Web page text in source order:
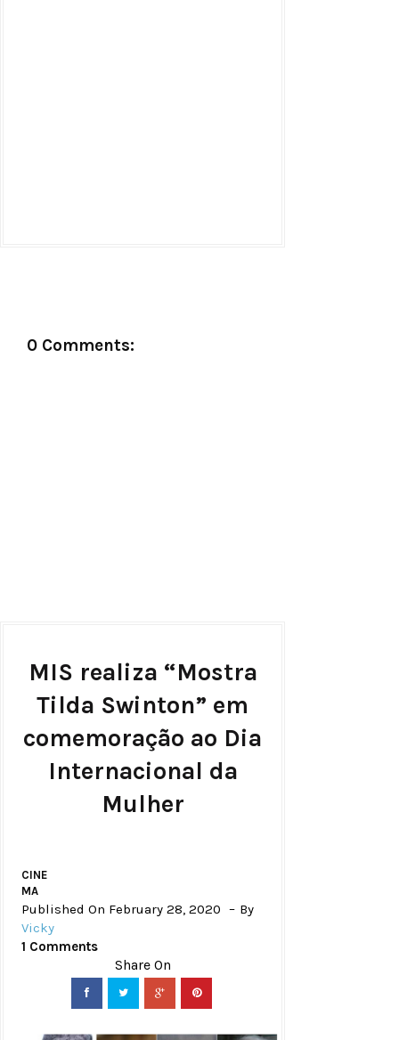
0 Comments:
MIS realiza “Mostra
Tilda Swinton” em
comemoração ao Dia
Internacional da
Mulher
CINE
MA
Published On February 28, 2020
By
Vicky
1 Comments